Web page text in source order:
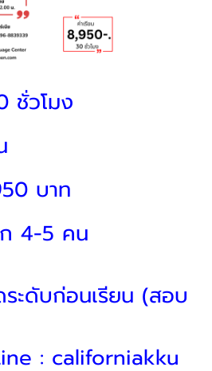
ชั่วโมง
บาท
ก 4-5 คน
ะดับก่อนเรียน (สอบ
: californiakku